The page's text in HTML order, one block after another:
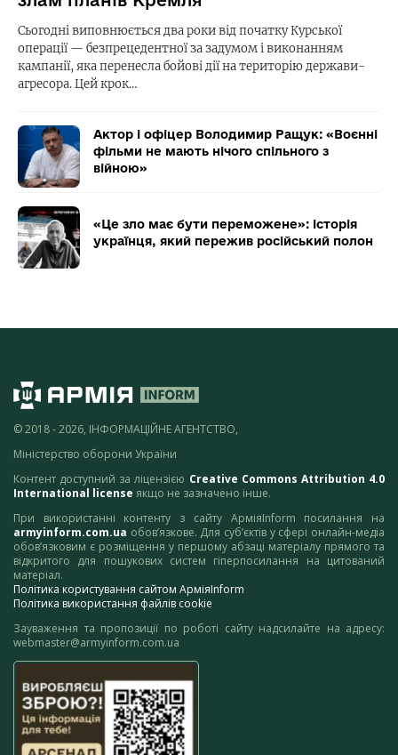
Сьогодні виповнюється два роки від початку Курської
операції — безпрецедентної за задумом і виконанням
кампанії, яка перенесла бойові дії на територію держави-
агресора. Цей крок…
Актор і офіцер Володимир Ращук: «Воєнні
фільми не мають нічого спільного з
війною»
«Це зло має бути переможене»: історія
українця, який пережив російський полон
© 2018 - 2026, ІНФОРМАЦІЙНЕ АГЕНТСТВО,
Міністерство оборони України
Контент доступний за ліцензією Creative Commons Attribution 4.0
International license якщо не зазначено інше.
При використанні контенту з сайту АрміяInform посилання на
armyinform.com.ua обов’язкове. Для суб’єктів у сфері онлайн-медіа
обов’язковим є розміщення у першому абзаці матеріалу прямого та
відкритого для пошукових систем гіперпосилання на цитований
матеріал.
Політика користування сайтом АрміяInform
Політика використання файлів cookie
Зауваження та пропозиції по роботі сайту надсилайте на адресу:
webmaster@armyinform.com.ua